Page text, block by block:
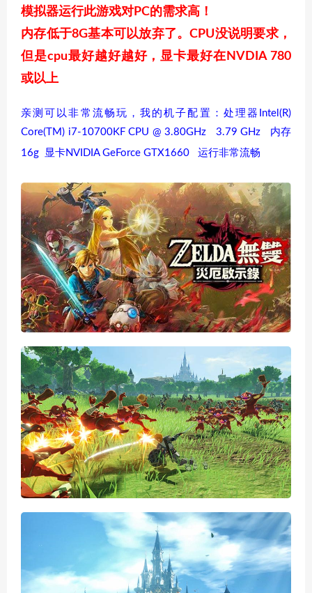
模拟器运行此游戏对PC的需求高！
内存低于8G基本可以放弃了。CPU没说明要求，
但是cpu最好越好越好，显卡最好在NVDIA 780
或以上
亲测可以非常流畅玩，我的机子配置：处理器Intel(R)
Core(TM) i7-10700KF CPU @ 3.80GHz 3.79 GHz 内存
16g 显卡NVIDIA GeForce GTX1660 运行非常流畅